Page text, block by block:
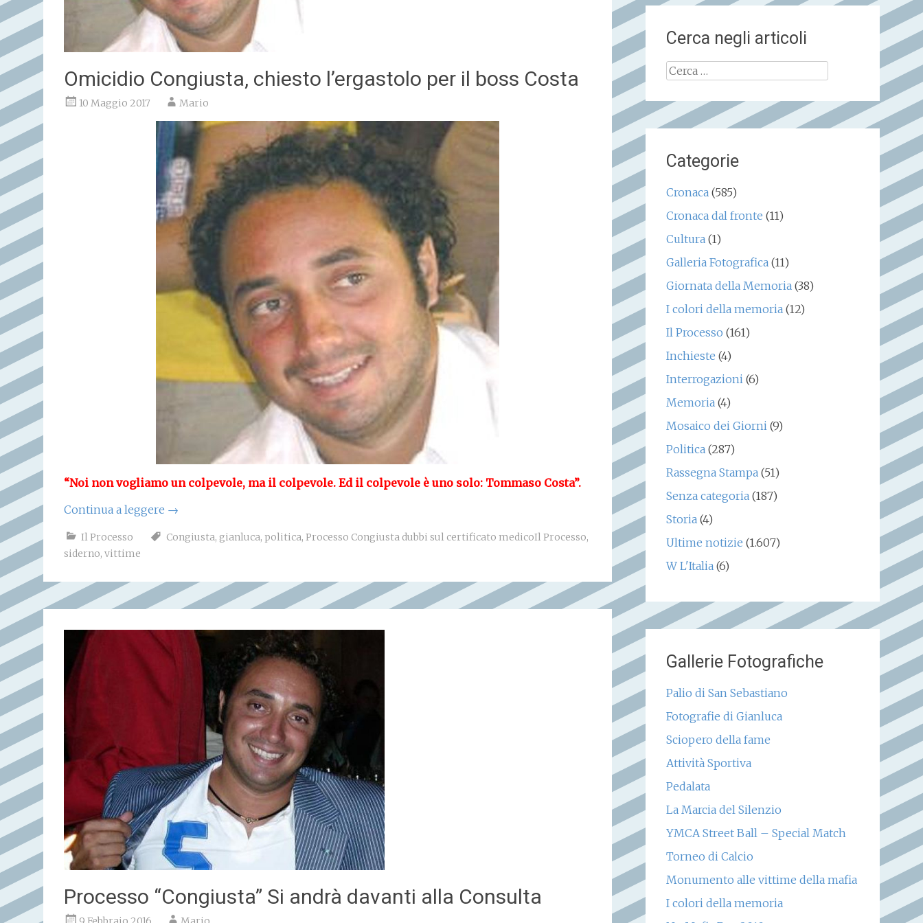
Omicidio Congiusta, chiesto l’ergastolo per il boss Costa
10 Maggio 2017 Mario
“Noi non vogliamo un colpevole, ma il colpevole. Ed il colpevole è uno solo: Tommaso Costa”.
Continua a leggere →
Il Processo Congiusta, gianluca, politica, Processo Congiusta dubbi sul certificato medicoIl Processo,
siderno, vittime
Processo “Congiusta” Si andrà davanti alla Consulta
Cerca negli articoli
Ricerca
Categorie
Cronaca(585)
Cronaca dal fronte (11)
Cultura(1)
Galleria Fotografica(11)
Giornata della Memoria(38)
I colori della memoria(12)
Il Processo (161)
Inchieste (4)
Interrogazioni(6)
Memoria(4)
Mosaico dei Giorni(9)
Politica(287)
Rassegna Stampa(51)
Senza categoria(187)
Storia(4)
Ultime notizie (1.607)
W L'Italia(6)
Gallerie Fotografiche
Palio di San Sebastiano
Fotografie di Gianluca
Sciopero della fame
Attività Sportiva
Pedalata
La Marcia del Silenzio
YMCA Street Ball – Special Match
Torneo di Calcio
Monumento alle vittime della mafia
I colori della memoria